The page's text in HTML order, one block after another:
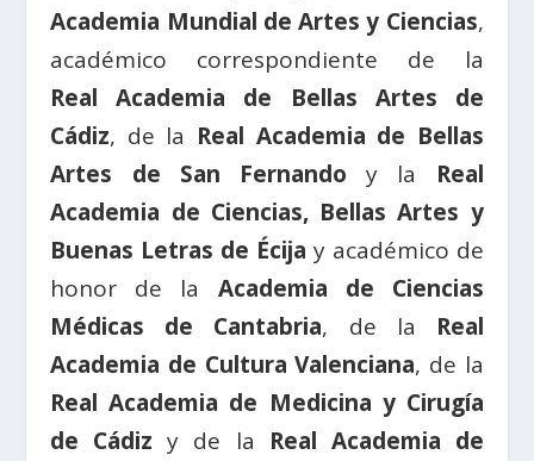
Academia Mundial de Artes y Ciencias,
académico correspondiente de la
Real Academia de Bellas Artes de
Cádiz, de la Real Academia de Bellas
Artes de San Fernando y la Real
Academia de Ciencias, Bellas Artes y
Buenas Letras de Écija y académico de
honor de la Academia de Ciencias
Médicas de Cantabria, de la Real
Academia de Cultura Valenciana, de la
Real Academia de Medicina y Cirugía
de Cádiz y de la Real Academia de